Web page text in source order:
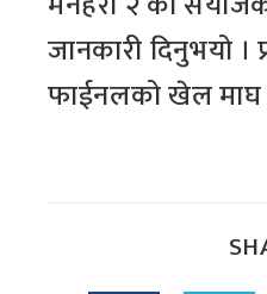
जानकारी दिनुभयो ।
फाईनलको खेल